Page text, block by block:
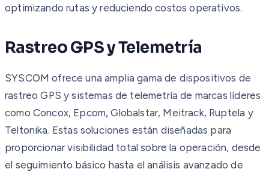
optimizando rutas y reduciendo costos operativos.
Rastreo GPS y Telemetría
SYSCOM ofrece una amplia gama de dispositivos de
rastreo GPS y sistemas de telemetría de marcas líderes
como Concox, Epcom, Globalstar, Meitrack, Ruptela y
Teltonika. Estas soluciones están diseñadas para
proporcionar visibilidad total sobre la operación, desde
el seguimiento básico hasta el análisis avanzado de